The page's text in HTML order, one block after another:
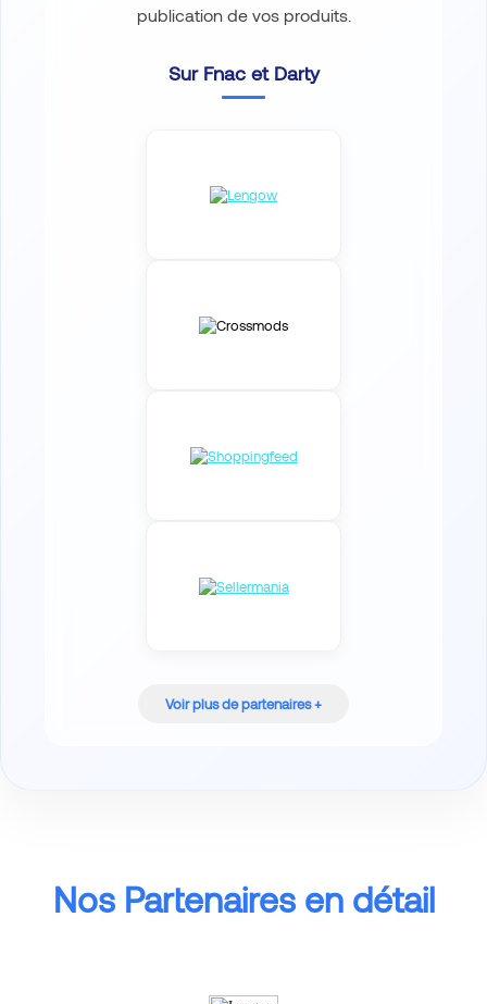
publication de vos produits.
Sur Fnac et Darty
Voir plus de partenaires +
Nos Partenaires en détail